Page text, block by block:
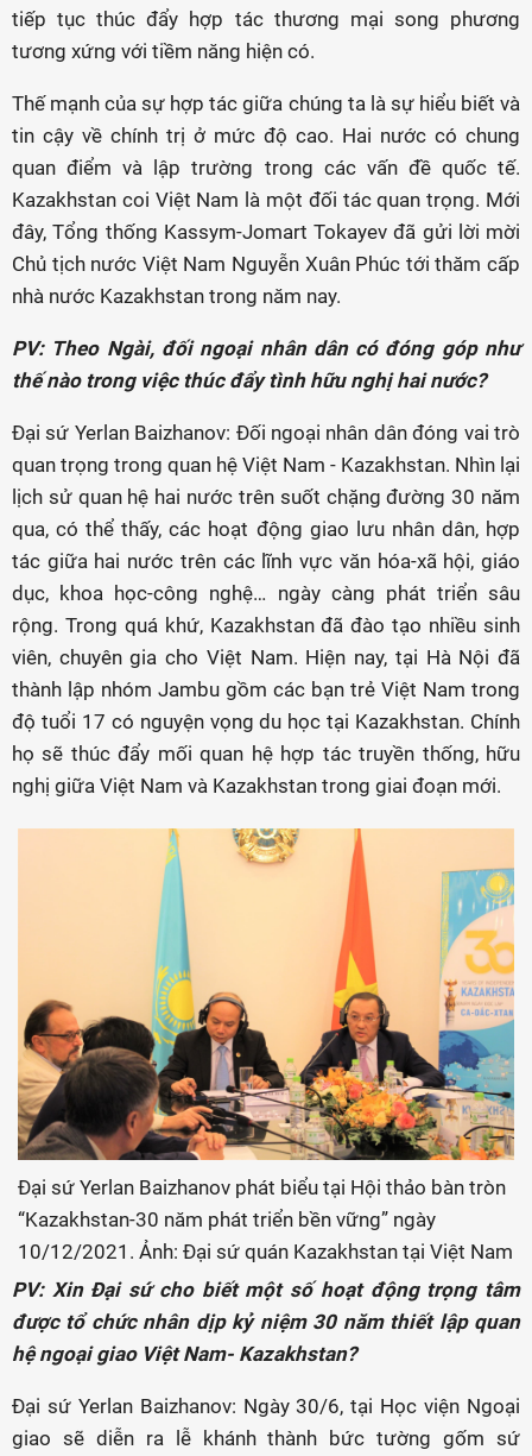
tiếp tục thúc đẩy hợp tác thương mại song phương
tương xứng với tiềm năng hiện có.
Thế mạnh của sự hợp tác giữa chúng ta là sự hiểu biết và
tin cậy về chính trị ở mức độ cao. Hai nước có chung
quan điểm và lập trường trong các vấn đề quốc tế.
Kazakhstan coi Việt Nam là một đối tác quan trọng. Mới
đây, Tổng thống Kassym-Jomart Tokayev đã gửi lời mời
Chủ tịch nước Việt Nam Nguyễn Xuân Phúc tới thăm cấp
nhà nước Kazakhstan trong năm nay.
PV: Theo Ngài, đối ngoại nhân dân có đóng góp như
thế nào trong việc thúc đẩy tình hữu nghị hai nước?
Đại sứ Yerlan Baizhanov: Đối ngoại nhân dân đóng vai trò
quan trọng trong quan hệ Việt Nam - Kazakhstan. Nhìn lại
lịch sử quan hệ hai nước trên suốt chặng đường 30 năm
qua, có thể thấy, các hoạt động giao lưu nhân dân, hợp
tác giữa hai nước trên các lĩnh vực văn hóa-xã hội, giáo
dục, khoa học-công nghệ… ngày càng phát triển sâu
rộng. Trong quá khứ, Kazakhstan đã đào tạo nhiều sinh
viên, chuyên gia cho Việt Nam. Hiện nay, tại Hà Nội đã
thành lập nhóm Jambu gồm các bạn trẻ Việt Nam trong
độ tuổi 17 có nguyện vọng du học tại Kazakhstan. Chính
họ sẽ thúc đẩy mối quan hệ hợp tác truyền thống, hữu
nghị giữa Việt Nam và Kazakhstan trong giai đoạn mới.
Đại sứ Yerlan Baizhanov phát biểu tại Hội thảo bàn tròn
“Kazakhstan-30 năm phát triển bền vững” ngày
10/12/2021. Ảnh: Đại sứ quán Kazakhstan tại Việt Nam
PV: Xin Đại sứ cho biết một số hoạt động trọng tâm
được tổ chức nhân dịp kỷ niệm 30 năm thiết lập quan
hệ ngoại giao Việt Nam- Kazakhstan?
Đại sứ Yerlan Baizhanov: Ngày 30/6, tại Học viện Ngoại
giao sẽ diễn ra lễ khánh thành bức tường gốm sứ